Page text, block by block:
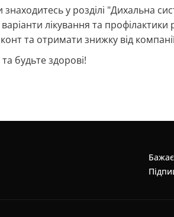
у розділі "Дихальна
лікування та
та отримати знижку від
будьте здорові!